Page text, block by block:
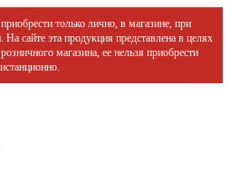
только лично, в магазине, при
сайте эта продукция представлена в целях
магазина, ее нельзя приобрести